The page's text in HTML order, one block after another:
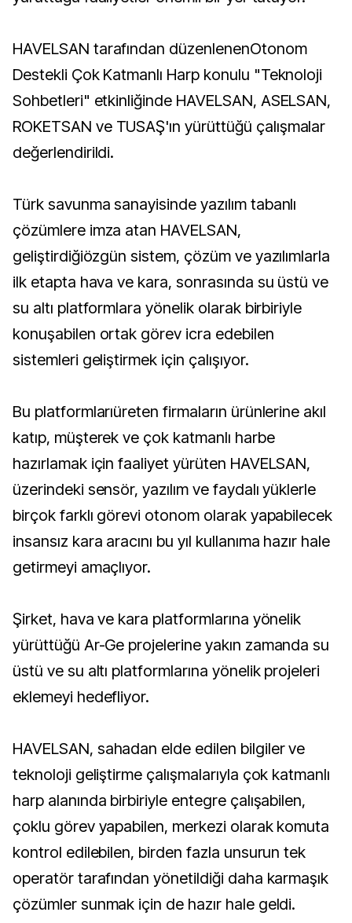
HAVELSAN tarafından düzenlenenOtonom
Destekli Çok Katmanlı Harp konulu "Teknoloji
Sohbetleri" etkinliğinde HAVELSAN, ASELSAN,
ROKETSAN ve TUSAŞ'ın yürüttüğü çalışmalar
değerlendirildi.
Türk savunma sanayisinde yazılım tabanlı
çözümlere imza atan HAVELSAN,
geliştirdiğiözgün sistem, çözüm ve yazılımlarla
ilk etapta hava ve kara, sonrasında su üstü ve
su altı platformlara yönelik olarak birbiriyle
konuşabilen ortak görev icra edebilen
sistemleri geliştirmek için çalışıyor.
Bu platformlarıüreten firmaların ürünlerine akıl
katıp, müşterek ve çok katmanlı harbe
hazırlamak için faaliyet yürüten HAVELSAN,
üzerindeki sensör, yazılım ve faydalı yüklerle
birçok farklı görevi otonom olarak yapabilecek
insansız kara aracını bu yıl kullanıma hazır hale
getirmeyi amaçlıyor.
Şirket, hava ve kara platformlarına yönelik
yürüttüğü Ar-Ge projelerine yakın zamanda su
üstü ve su altı platformlarına yönelik projeleri
eklemeyi hedefliyor.
HAVELSAN, sahadan elde edilen bilgiler ve
teknoloji geliştirme çalışmalarıyla çok katmanlı
harp alanında birbiriyle entegre çalışabilen,
çoklu görev yapabilen, merkezi olarak komuta
kontrol edilebilen, birden fazla unsurun tek
operatör tarafından yönetildiği daha karmaşık
çözümler sunmak için de hazır hale geldi.